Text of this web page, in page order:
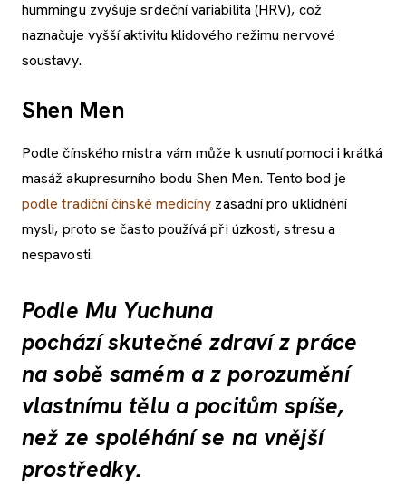
hummingu zvyšuje srdeční variabilita (HRV), což
naznačuje vyšší aktivitu klidového režimu nervové
soustavy.
Shen Men
Podle čínského mistra vám může k usnutí pomoci i krátká
masáž akupresurního bodu Shen Men. Tento bod je
podle tradiční čínské medicíny zásadní pro uklidnění
mysli, proto se často používá při úzkosti, stresu a
nespavosti.
Podle Mu Yuchuna
pochází skutečné zdraví z práce
na sobě samém a z porozumění
vlastnímu tělu a pocitům spíše,
než ze spoléhání se na vnější
prostředky.